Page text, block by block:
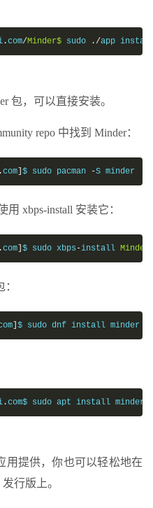
.com/Minder$ sudo ./app
包，可以直接安装。
repo 中找到 Minder：
.com $ sudo pacman -S minder
xbps-install 安装它：
.com $ sudo xbps -install Minder
$ sudo dnf install minder
.com$ sudo apt install minder
用提供，你也可以轻松地在
行版上。